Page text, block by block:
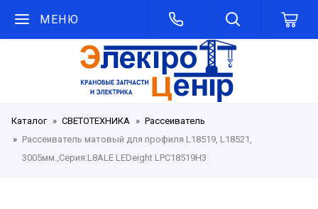
МЕНЮ
Каталог СВЕТОТЕХНИКА
Рассеиватель
Рассеиватель матовый для профиля L18519, L18521,
3005мм.,Серия:L8ALE LEDeight LPC18519H3